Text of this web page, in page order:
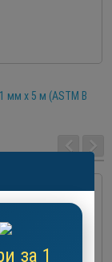
мм x 5 м (ASTM B
за 1